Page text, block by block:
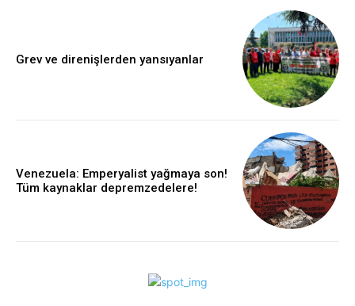
Grev ve direnişlerden yansıyanlar
Venezuela: Emperyalist yağmaya son!
Tüm kaynaklar depremzedelere!